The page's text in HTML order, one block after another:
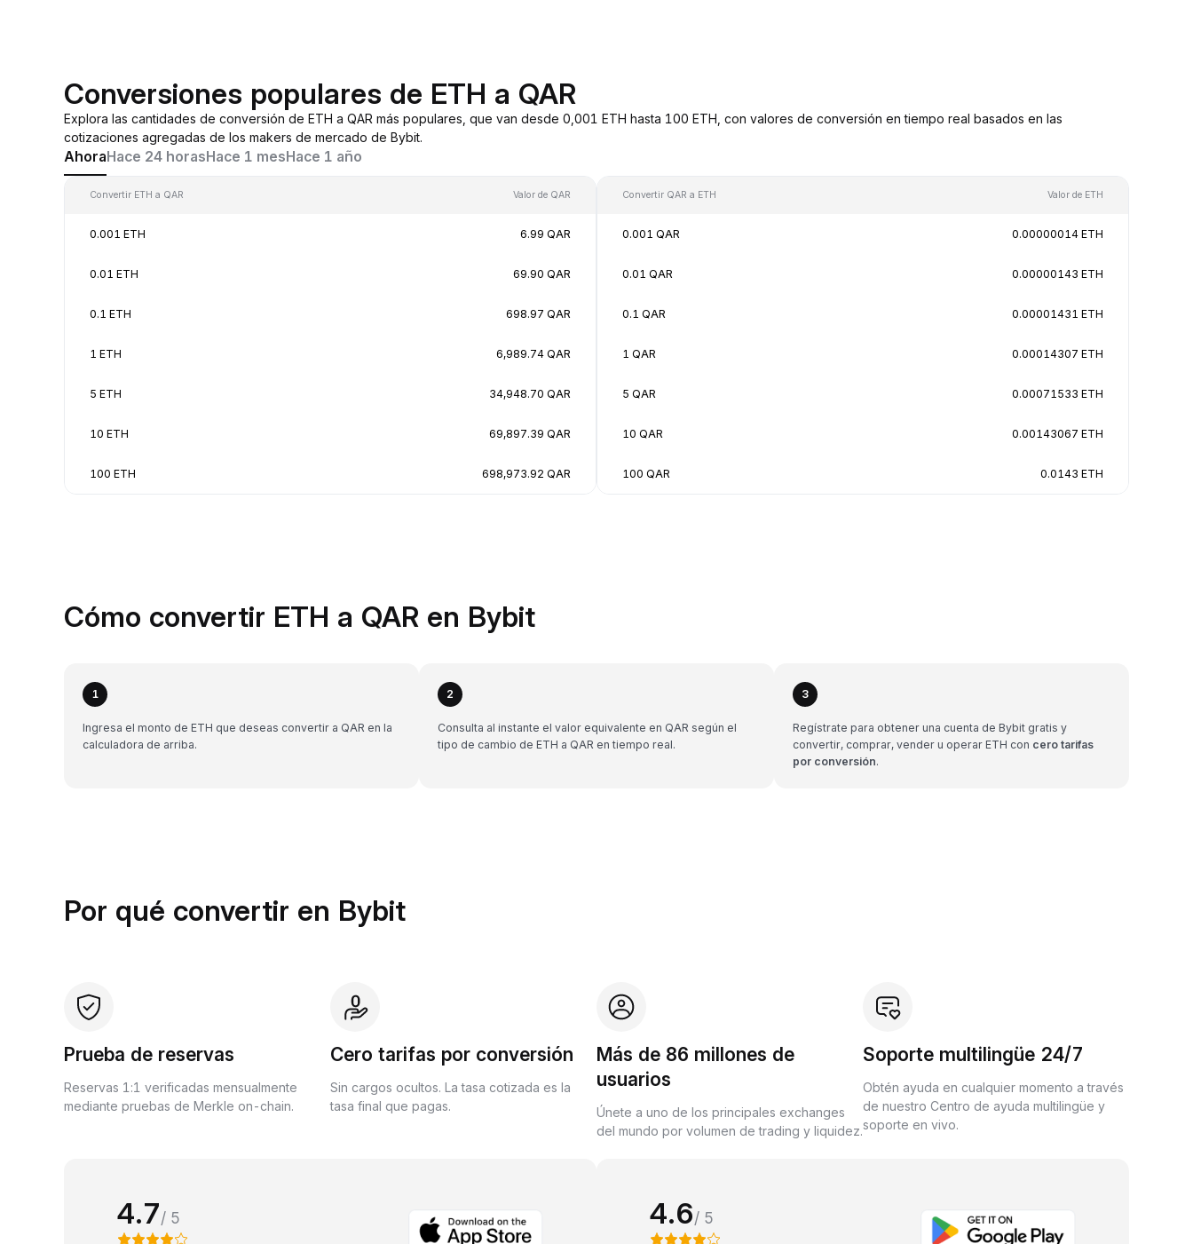
Conversiones populares de ETH a QAR
Explora las cantidades de conversión de ETH a QAR más populares, que van desde 0,001 ETH hasta 100 ETH, con valores de conversión en tiempo real basados en las
cotizaciones agregadas de los makers de mercado de Bybit.
AhoraHace 24 horasHace 1 mesHace 1 año
Convertir ETH a QAR Valor de QAR
0.001 ETH 6.99 QAR
0.01 ETH 69.90 QAR
0.1 ETH 698.97 QAR
1 ETH 6,989.74 QAR
5 ETH 34,948.70 QAR
10 ETH 69,897.39 QAR
100 ETH 698,973.92 QAR
Convertir QAR a ETH Valor de ETH
0.001 QAR 0.00000014 ETH
0.01 QAR 0.00000143 ETH
0.1 QAR 0.00001431 ETH
1 QAR 0.00014307 ETH
5 QAR 0.00071533 ETH
10 QAR 0.00143067 ETH
100 QAR 0.0143 ETH
Cómo convertir ETH a QAR en Bybit
1
Ingresa el monto de ETH que deseas convertir a QAR en la
calculadora de arriba.
2
Consulta al instante el valor equivalente en QAR según el
tipo de cambio de ETH a QAR en tiempo real.
3
Regístrate para obtener una cuenta de Bybit gratis y
convertir, comprar, vender u operar ETH con cero tarifas
por conversión.
Por qué convertir en Bybit
Prueba de reservas
Reservas 1:1 verificadas mensualmente
mediante pruebas de Merkle on-chain.
Cero tarifas por conversión
Sin cargos ocultos. La tasa cotizada es la
tasa final que pagas.
Más de 86 millones de
usuarios
Únete a uno de los principales exchanges
del mundo por volumen de trading y liquidez.
Soporte multilingüe 24/7
Obtén ayuda en cualquier momento a través
de nuestro Centro de ayuda multilingüe y
soporte en vivo.
4.7/ 5 4.6/ 5